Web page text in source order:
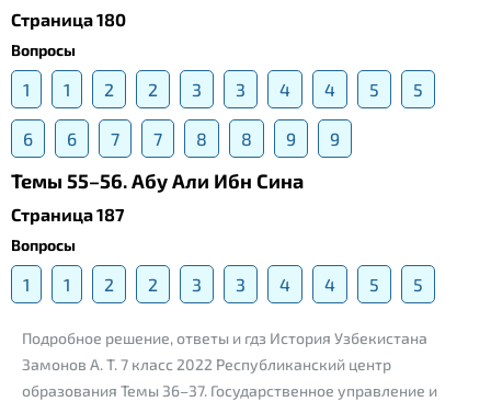
Страница 180
Вопросы
1 1 2 2 3 3 4 4 5 5
6 6 7 7 8 8 9 9
Темы 55–56. Абу Али Ибн Сина
Страница 187
Вопросы
1 1 2 2 3 3 4 4 5 5
Подробное решение, ответы и гдз История Узбекистана
Замонов А. Т. 7 класс 2022 Республиканский центр
образования Темы 36–37. Государственное управление и